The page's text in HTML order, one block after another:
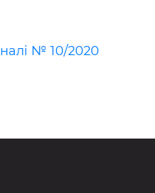
№ 10/2020